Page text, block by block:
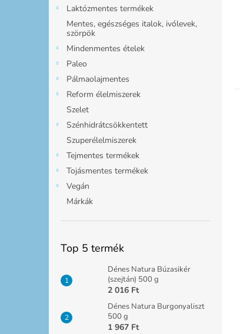
Laktózmentes termékek
Mentes, egészséges italok, ivólevek,
szörpök
Mindenmentes ételek
Paleo
Pálmaolajmentes
Reform élelmiszerek
Szelet
Szénhidrátcsökkentett
Szuperélelmiszerek
Tejmentes termékek
Tojásmentes termékek
Vegán
Márkák
Top 5 termék
Dénes Natura Búzasikér
(szejtán) 500 g
2 016 Ft
Dénes Natura Burgonyaliszt
500 g
1 967 Ft